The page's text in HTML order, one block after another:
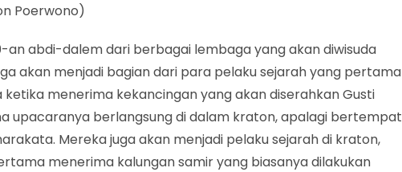
Poerwono)
an abdi-dalem dari berbagai lembaga yang akan diwisuda
akan menjadi bagian dari para pelaku sejarah yang pertama
menerima kekancingan yang akan diserahkan Gusti
upacaranya berlangsung di dalam kraton, apalagi bertempat
Mereka juga akan menjadi pelaku sejarah di kraton,
menerima kalungan samir yang biasanya dilakukan